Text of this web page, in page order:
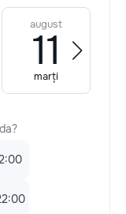
august
11
marți